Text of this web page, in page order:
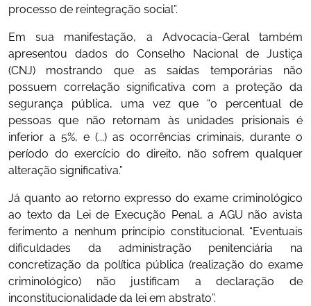
processo de reintegração social”.
Em sua manifestação, a Advocacia-Geral também
apresentou dados do Conselho Nacional de Justiça
(CNJ) mostrando que as saídas temporárias não
possuem correlação significativa com a proteção da
segurança pública, uma vez que “o percentual de
pessoas que não retornam às unidades prisionais é
inferior a 5%, e (...) as ocorrências criminais, durante o
período do exercício do direito, não sofrem qualquer
alteração significativa.”
Já quanto ao retorno expresso do exame criminológico
ao texto da Lei de Execução Penal, a AGU não avista
ferimento a nenhum princípio constitucional. “Eventuais
dificuldades da administração penitenciária na
concretização da política pública (realização do exame
criminológico) não justificam a declaração de
inconstitucionalidade da lei em abstrato”.